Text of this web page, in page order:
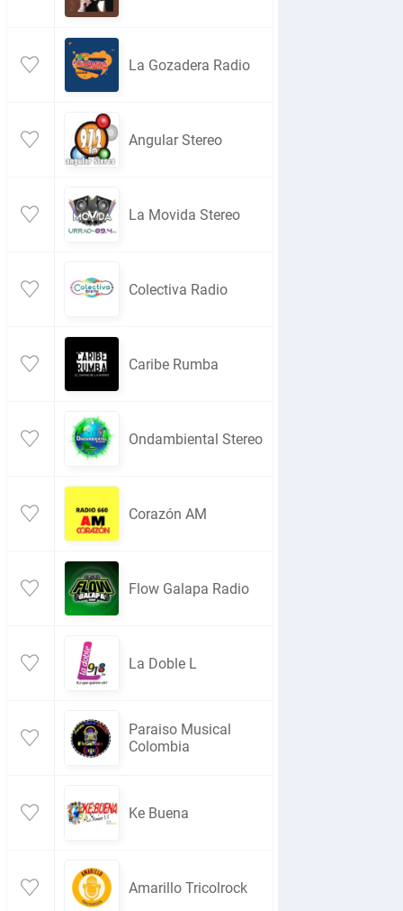
La Gozadera Radio
Angular Stereo
La Movida Stereo
Colectiva Radio
Caribe Rumba
Ondambiental Stereo
Corazón AM
Flow Galapa Radio
La Doble L
Paraiso Musical
Colombia
Ke Buena
Amarillo Tricolrock